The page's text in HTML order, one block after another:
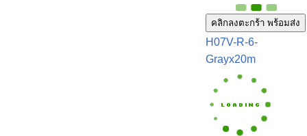
คลิกลงตะกร้า พร้อมส่ง
H07V-R-6-
Grayx20m